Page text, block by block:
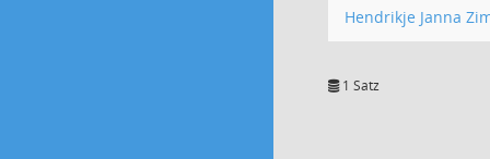
Hendrikje Janna
1 Satz